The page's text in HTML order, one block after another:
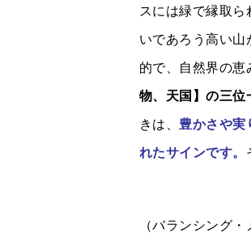
スには緑で縁取
いであろう高い
的で、自然界の恵
物、天国】の三位
きは、 豊かさや実
れたサインです。
（バランシング